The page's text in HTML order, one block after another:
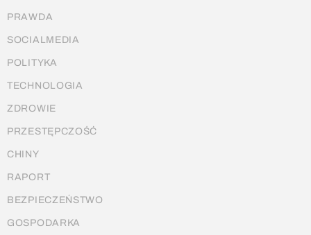
PRAWDA
SOCIALMEDIA
POLITYKA
TECHNOLOGIA
ZDROWIE
PRZESTĘPCZOŚĆ
CHINY
RAPORT
BEZPIECZEŃSTWO
GOSPODARKA